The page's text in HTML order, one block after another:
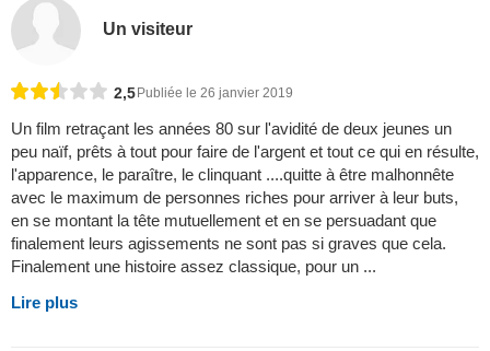
Un visiteur
2,5 Publiée le 26 janvier 2019
Un film retraçant les années 80 sur l'avidité de deux jeunes un
peu naïf, prêts à tout pour faire de l'argent et tout ce qui en résulte,
l'apparence, le paraître, le clinquant ....quitte à être malhonnête
avec le maximum de personnes riches pour arriver à leur buts,
en se montant la tête mutuellement et en se persuadant que
finalement leurs agissements ne sont pas si graves que cela.
Finalement une histoire assez classique, pour un ...
Lire plus